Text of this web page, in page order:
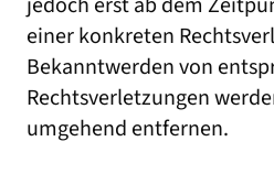
einer konkreten
Bekanntwerden von
Rechtsverletzungen
umgehend entfernen.